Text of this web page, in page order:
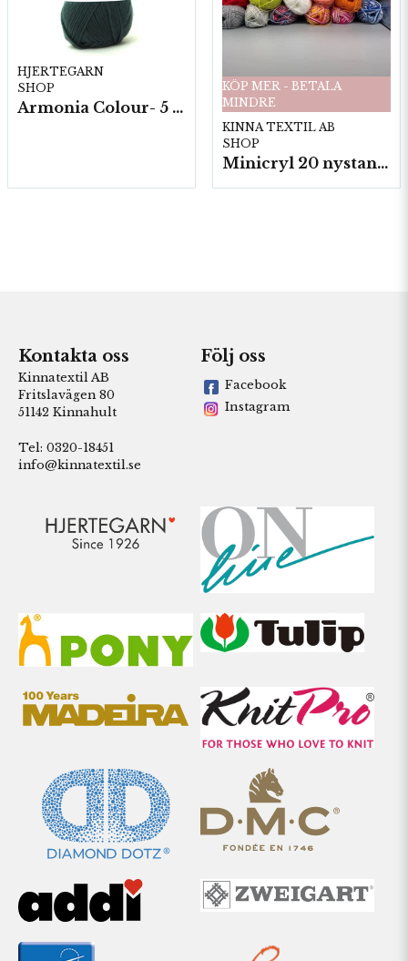
HJERTEGARN
SHOP
Armonia Colour- 5 härv/fp. a100 g.
KÖP MER - BETALA
MINDRE
KINNA TEXTIL AB
SHOP
Minicryl 20 nystan a25g./fp.
Kontakta oss
Kinnatextil AB
Fritslavägen 80
51142 Kinnahult
Tel: 0320-18451
info@kinnatextil.se
Följ oss
Facebook
Instagram